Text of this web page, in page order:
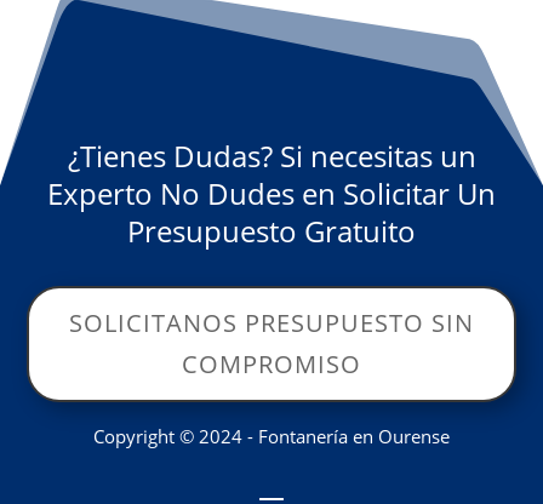
¿Tienes Dudas? Si necesitas un
Experto No Dudes en Solicitar Un
Presupuesto Gratuito
SOLICITANOS PRESUPUESTO SIN
COMPROMISO
Copyright © 2024 - Fontanería en Ourense